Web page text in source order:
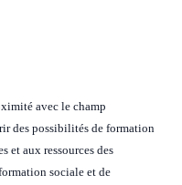
avec le champ
des possibilités de formation
et aux ressources des
sociale et de